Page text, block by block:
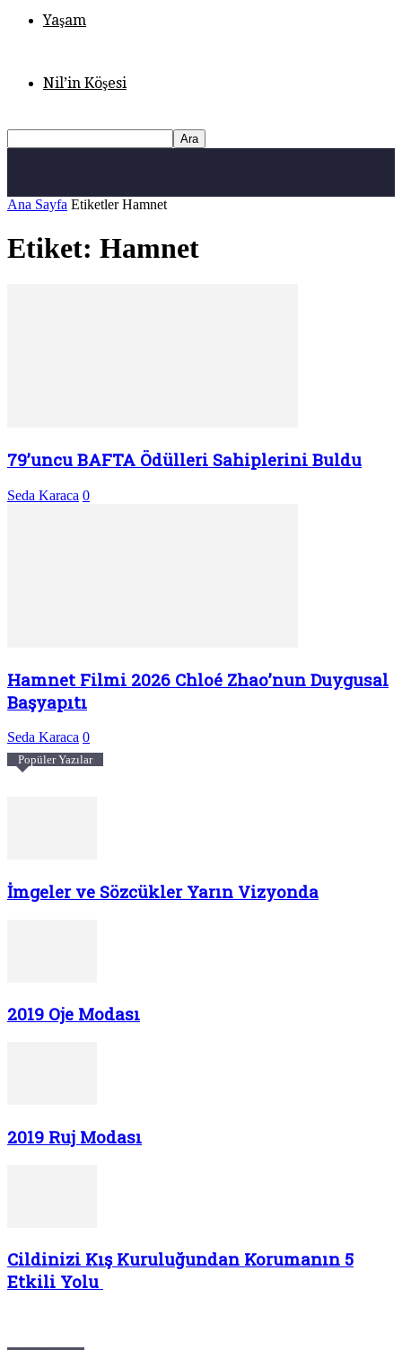
Yaşam
Nil’in Köşesi
Ana Sayfa Etiketler Hamnet
Etiket: Hamnet
79’uncu BAFTA Ödülleri Sahiplerini Buldu
Seda Karaca 0
Hamnet Filmi 2026 Chloé Zhao’nun Duygusal
Başyapıtı
Seda Karaca 0
Popüler Yazılar
İmgeler ve Sözcükler Yarın Vizyonda
2019 Oje Modası
2019 Ruj Modası
Cildinizi Kış Kuruluğundan Korumanın 5
Etkili Yolu